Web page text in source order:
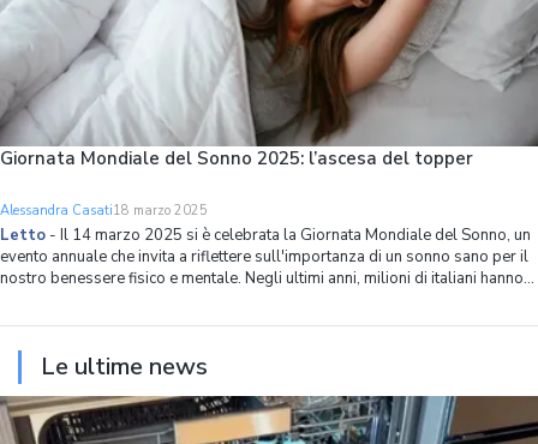
Giornata Mondiale del Sonno 2025: l’ascesa del topper
Alessandra Casati18 marzo 2025
Letto - Il 14 marzo 2025 si è celebrata la Giornata Mondiale del Sonno, un
evento annuale che invita a riflettere sull'importanza di un sonno sano per il
nostro benessere fisico e mentale. Negli ultimi anni, milioni di italiani hanno
Le ultime news